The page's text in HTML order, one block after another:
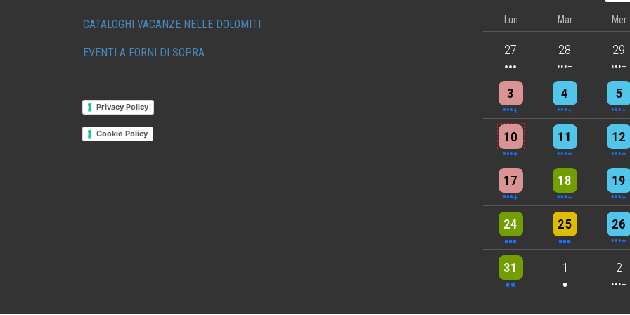
CATALOGHI VACANZE NELLE DOLOMITI
EVENTI A FORNI DI SOPRA
Privacy Policy
Cookie Policy
Lun Mar Mer
27
3 events 28
4 events 29
5
3
4 events 4
4 events 5
7
10
5 events 11
7 events 12
6
17
5 events 18
6 events 19
7
24
3 events 25
3 events 26
6
31
2 events 1
One event 2
4